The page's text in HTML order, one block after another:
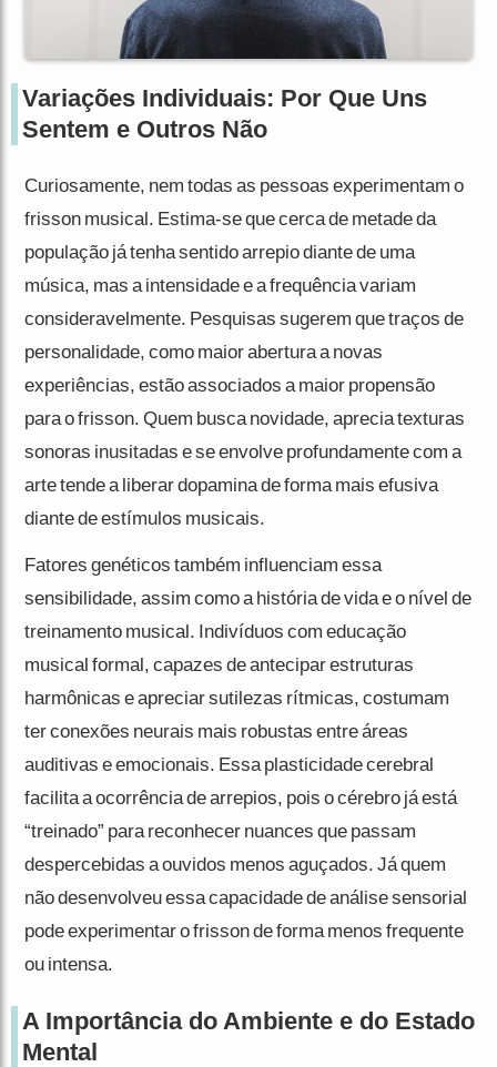
Variações Individuais: Por Que Uns
Sentem e Outros Não
Curiosamente, nem todas as pessoas experimentam o
frisson musical. Estima-se que cerca de metade da
população já tenha sentido arrepio diante de uma
música, mas a intensidade e a frequência variam
consideravelmente. Pesquisas sugerem que traços de
personalidade, como maior abertura a novas
experiências, estão associados a maior propensão
para o frisson. Quem busca novidade, aprecia texturas
sonoras inusitadas e se envolve profundamente com a
arte tende a liberar dopamina de forma mais efusiva
diante de estímulos musicais.
Fatores genéticos também influenciam essa
sensibilidade, assim como a história de vida e o nível de
treinamento musical. Indivíduos com educação
musical formal, capazes de antecipar estruturas
harmônicas e apreciar sutilezas rítmicas, costumam
ter conexões neurais mais robustas entre áreas
auditivas e emocionais. Essa plasticidade cerebral
facilita a ocorrência de arrepios, pois o cérebro já está
“treinado” para reconhecer nuances que passam
despercebidas a ouvidos menos aguçados. Já quem
não desenvolveu essa capacidade de análise sensorial
pode experimentar o frisson de forma menos frequente
ou intensa.
A Importância do Ambiente e do Estado
Mental